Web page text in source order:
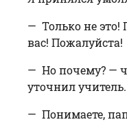
— Только не
вас! Пожалуйста!
— Но почему? —
уточнил учитель.
— Понимаете,